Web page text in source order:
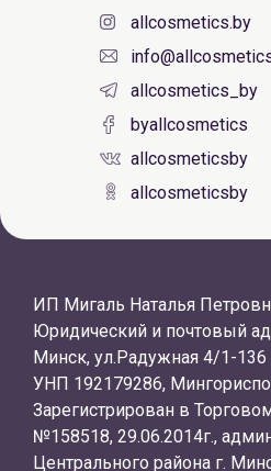
allcosmetics.by
allcosmetics_by
byallcosmetics
allcosmeticsby
allcosmeticsby
ИП Мигаль Наталья
Юридический и почтовый
Минск, ул.Радужная 4/1-136
УНП 192179286,
Зарегистрирован в
№158518, 29.06.2014г.,
Центрального района г.